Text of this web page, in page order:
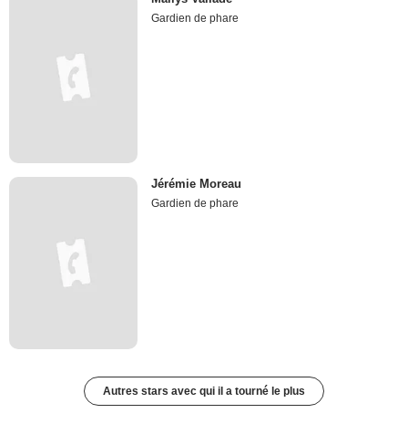
Gardien de phare
Jérémie Moreau
Gardien de phare
Autres stars avec qui il a tourné le plus